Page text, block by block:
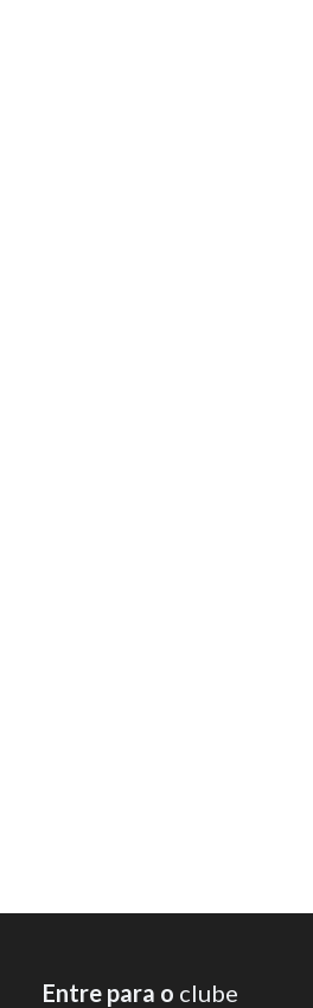
Entre para o clube